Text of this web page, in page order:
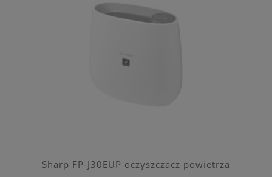
Sharp FP-J30EUP oczyszczacz powietrza